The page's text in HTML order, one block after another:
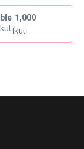
1,000
Ikuti